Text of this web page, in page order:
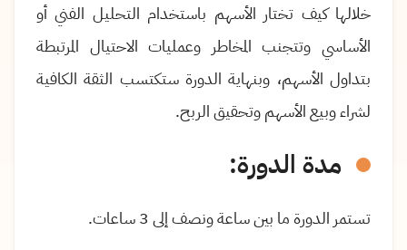
خلالها كيف تختار الأسهم باستخدام التحليل الفني أو
الأساسي وتتجنب المخاطر وعمليات الاحتيال المرتبطة
بتداول الأسهم، وبنهاية الدورة ستكتسب الثقة الكافية
لشراء وبيع الأسهم وتحقيق الربح.
مدة الدورة:
تستمر الدورة ما بين ساعة ونصف إلى 3 ساعات.